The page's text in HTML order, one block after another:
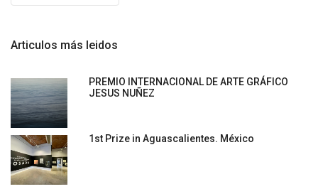
Articulos más leidos
PREMIO INTERNACIONAL DE ARTE GRÁFICO
JESUS NUÑEZ
1st Prize in Aguascalientes. México